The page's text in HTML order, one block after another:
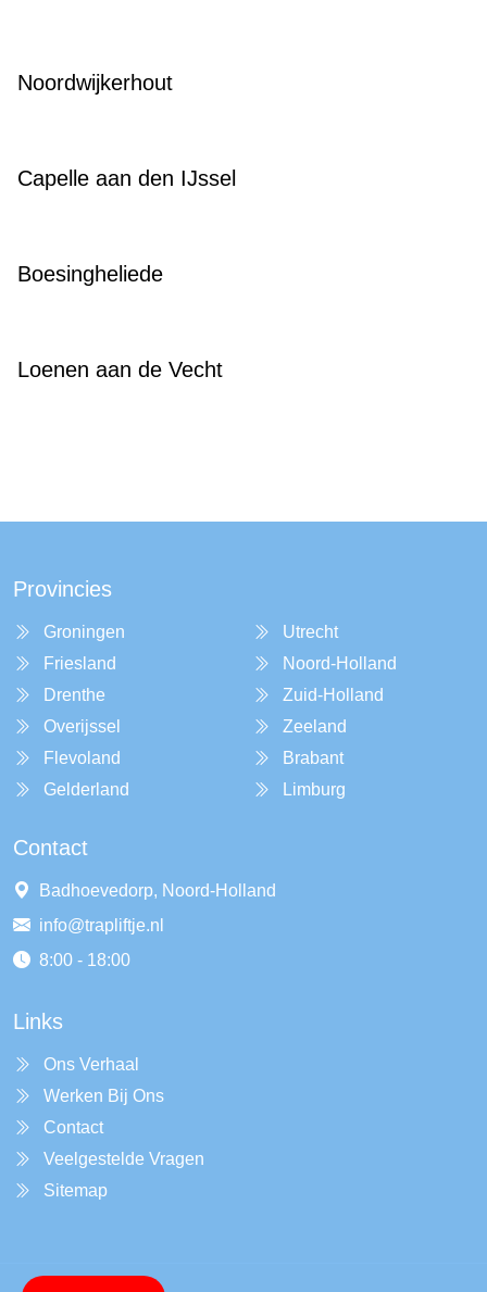
Noordwijkerhout
Capelle aan den IJssel
Boesingheliede
Loenen aan de Vecht
Provincies
Groningen
Friesland
Drenthe
Overijssel
Flevoland
Gelderland
Utrecht
Noord-Holland
Zuid-Holland
Zeeland
Brabant
Limburg
Contact
Badhoevedorp, Noord-Holland
info@trapliftje.nl
8:00 - 18:00
Links
Ons Verhaal
Werken Bij Ons
Contact
Veelgestelde Vragen
Sitemap